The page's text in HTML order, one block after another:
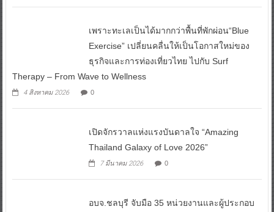
เพราะทะเลเป็นได้มากกว่าพื้นที่พักผ่อน“Blue
Exercise” เปลี่ยนคลื่นให้เป็นโอกาสใหม่ของ
ธุรกิจและการท่องเที่ยวไทย ไปกับ Surf
Therapy – From Wave to Wellness
4 สิงหาคม 2026 0
เปิดจักรวาลแห่งแรงบันดาลใจ “Amazing
Thailand Galaxy of Love 2026”
7 มีนาคม 2026 0
อบจ.ชลบุรี จับมือ 35 หน่วยงานและผู้ประกอบ